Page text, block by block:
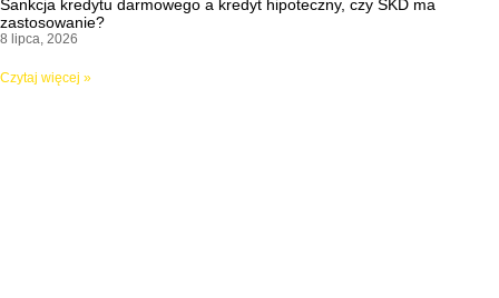
Sankcja kredytu darmowego a kredyt hipoteczny, czy SKD ma
zastosowanie?
8 lipca, 2026
Czytaj więcej »